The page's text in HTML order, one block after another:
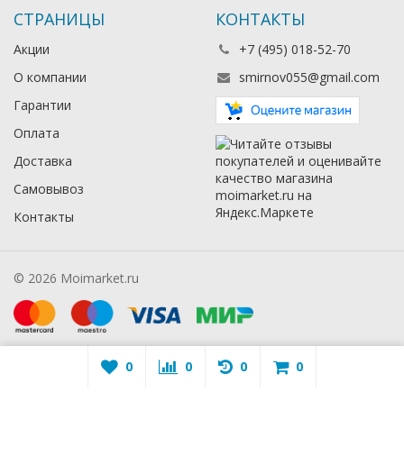
СТРАНИЦЫ
Акции
О компании
Гарантии
Оплата
Доставка
Самовывоз
Контакты
КОНТАКТЫ
+7 (495) 018-52-70
smirnov055@gmail.com
© 2026 Moimarket.ru
0 0 0 0